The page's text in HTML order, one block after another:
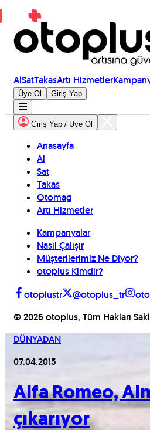
AlSatTakasArtı Hizmetler
Üye Ol Giriş Yap
Giriş Yap / Üye Ol
Anasayfa
Al
Sat
Takas
Otomag
Artı Hizmetler
Kampanyalar
Nasıl Çalışır
Müşterilerimiz Ne Diyor?
otoplus Kimdir?
otoplustr
@otoplus_tr
© 2026 otoplus, Tüm Hakları
DÜNYADAN
07.04.2015
Alfa Romeo,
çıkarıyor